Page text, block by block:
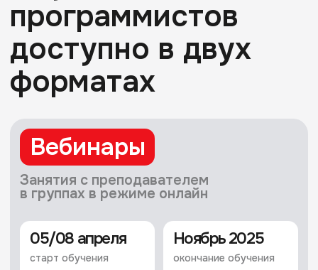
> 5 языков
программирования
Бессрочно
доступ к видеоурокам
Курсы